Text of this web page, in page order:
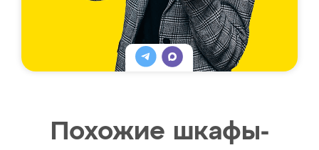
Похожие шкафы-